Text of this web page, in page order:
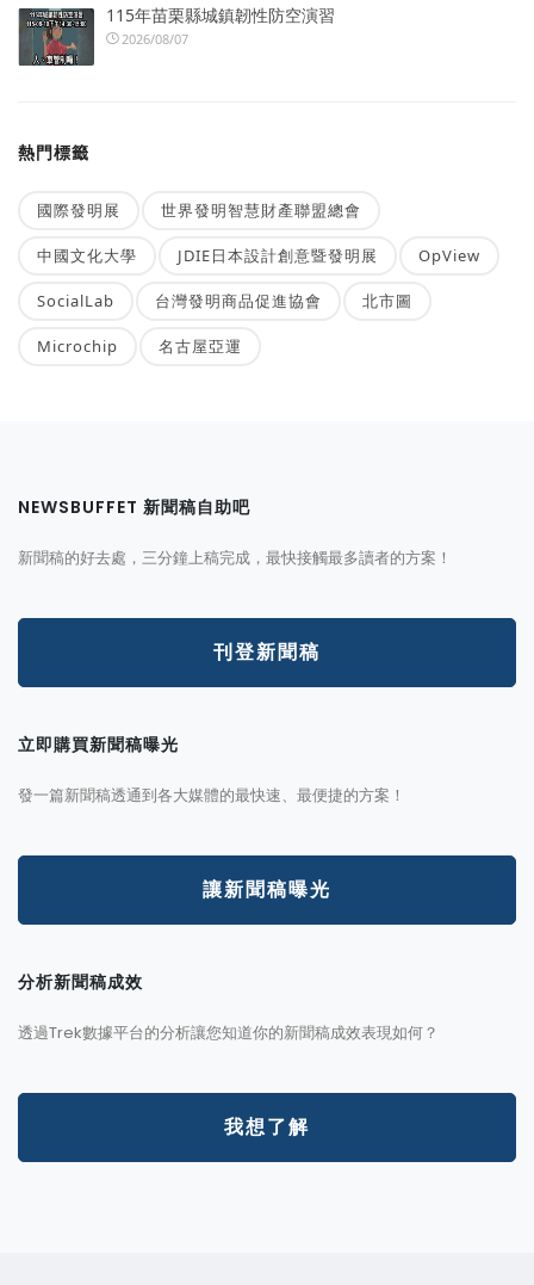
115年苗栗縣城鎮韌性防空演習
2026/08/07
熱門標籤
國際發明展 世界發明智慧財產聯盟總會
中國文化大學 JDIE日本設計創意暨發明展 OpView
SocialLab 台灣發明商品促進協會 北市圖
Microchip 名古屋亞運
NEWSBUFFET 新聞稿自助吧
新聞稿的好去處，三分鐘上稿完成，最快接觸最多讀者的方案！
刊登新聞稿
立即購買新聞稿曝光
發一篇新聞稿透通到各大媒體的最快速、最便捷的方案！
讓新聞稿曝光
分析新聞稿成效
透過Trek數據平台的分析讓您知道你的新聞稿成效表現如何？
我想了解